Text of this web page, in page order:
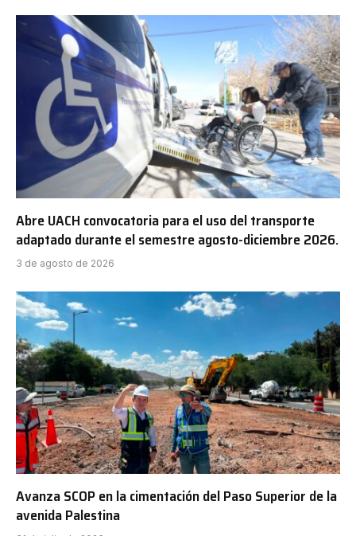
Abre UACH convocatoria para el uso del transporte
adaptado durante el semestre agosto-diciembre 2026.
3 de agosto de 2026
Avanza SCOP en la cimentación del Paso Superior de la
avenida Palestina